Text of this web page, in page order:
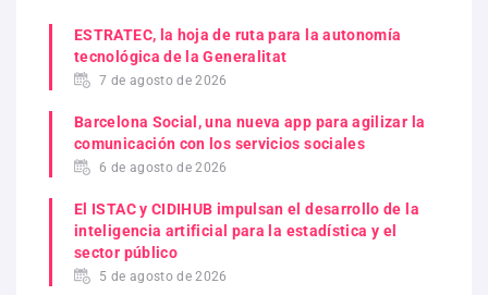
ESTRATEC, la hoja de ruta para la autonomía
tecnológica de la Generalitat
7 de agosto de 2026
Barcelona Social, una nueva app para agilizar la
comunicación con los servicios sociales
6 de agosto de 2026
El ISTAC y CIDIHUB impulsan el desarrollo de la
inteligencia artificial para la estadística y el
sector público
5 de agosto de 2026